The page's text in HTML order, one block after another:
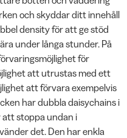
och skyddar ditt innehåll
density för att ge stöd
under långa stunder. På
för
att utrustas med ett
att förvara exempelvis
har dubbla daisychains i
stoppa undan i
det. Den har enkla